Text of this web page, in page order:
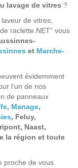
lavage de vitres ?
de vitres,
raclette.NET” vous
et Marche-
évidemment
l’un de nos
de panneaux
, Manage,
, Feluy,
Naast,
la région et toute
proche de vous.